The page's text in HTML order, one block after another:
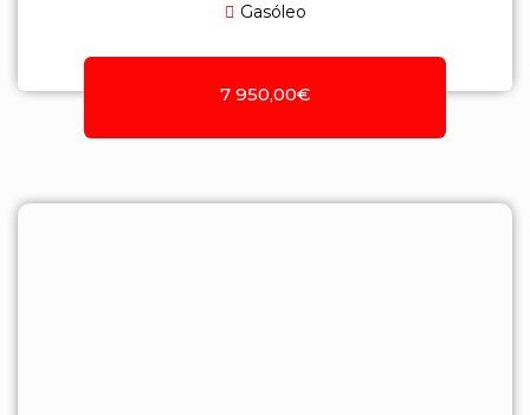
Gasóleo
7 950,00€